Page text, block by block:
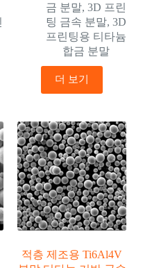
금 분말, 3D 프린
팅 금속 분말, 3D
프린팅용 티타늄
합금 분말
더 보기
적층 제조용 Ti6Al4V